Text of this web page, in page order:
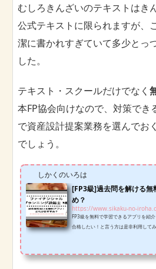
むしろきんざいのテキストはき
公式テキストに限られますが、
潔に書かれすぎていて多少とっ
した。
テキスト・スクールだけでなく
本FP協会向けなので、対策でき
で資産設計提案業務を選んでお
でしょう。
しかくのいろは
[FP3級]過去問を解ける
め？
FP3級を無料で学習できるアプリを紹
合格したい！と言う方は是非利用してみ